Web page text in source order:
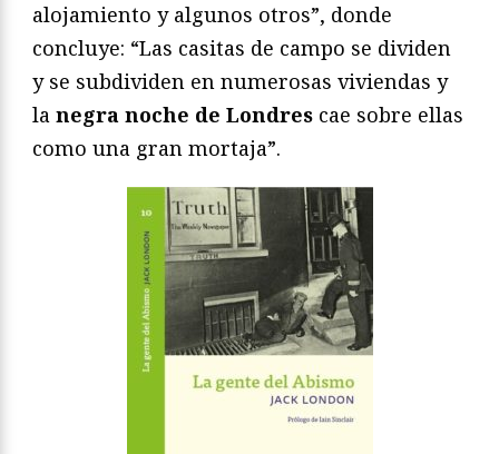
alojamiento y algunos otros”, donde
concluye: “Las casitas de campo se dividen
y se subdividen en numerosas viviendas y
la negra noche de Londres cae sobre ellas
como una gran mortaja”.